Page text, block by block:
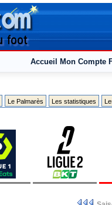
Accueil Mon Compte
Le Palmarès Les statistiques